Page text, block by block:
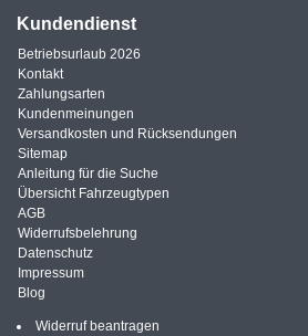
Kundendienst
Betriebsurlaub 2026
Kontakt
Zahlungsarten
Kundenmeinungen
Versandkosten und Rücksendungen
Sitemap
Anleitung für die Suche
Übersicht Fahrzeugtypen
AGB
Widerrufsbelehrung
Datenschutz
Impressum
Blog
Widerruf beantragen